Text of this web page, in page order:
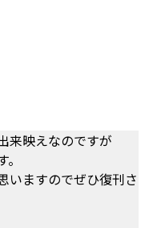
来映えなのですが
いますのでぜひ復刊さ